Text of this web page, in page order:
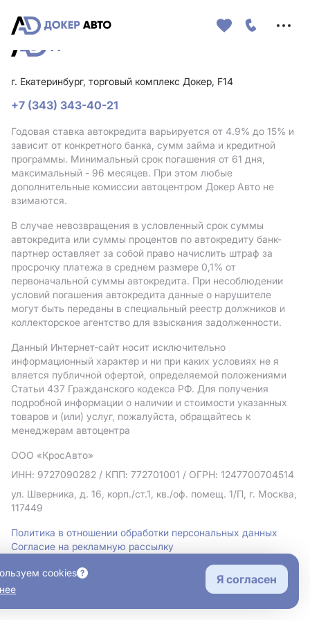
г. Екатеринбург, торговый комплекс Докер, F14
+7 (343) 343-40-21
Годовая ставка автокредита варьируется от 4.9% до 15% и
зависит от конкретного банка, сумм займа и кредитной
программы. Минимальный срок погашения от 61 дня,
максимальный - 96 месяцев. При этом любые
дополнительные комиссии автоцентром Докер Авто не
взимаются.
В случае невозвращения в условленный срок суммы
автокредита или суммы процентов по автокредиту банк-
партнер оставляет за собой право начислить штраф за
просрочку платежа в среднем размере 0,1% от
первоначальной суммы автокредита. При несоблюдении
условий погашения автокредита данные о нарушителе
могут быть переданы в специальный реестр должников и
коллекторское агентство для взыскания задолженности.
Данный Интернет-сайт носит исключительно
информационный характер и ни при каких условиях не я
вляется публичной офертой, определяемой положениями
Статьи 437 Гражданского кодекса РФ. Для получения
подробной информации о наличии и стоимости указанных
товаров и (или) услуг, пожалуйста, обращайтесь к
менеджерам автоцентра
ООО «КросАвто»
ИНН: 9727090282 / КПП: 772701001 / ОГРН: 1247700704514
ул. Шверника, д. 16, корп./ст.1, кв./оф. помещ. 1/П, г. Москва,
117449
Политика в отношении обработки персональных данных
Согласие на рекламную рассылку
cookies
Я согласен